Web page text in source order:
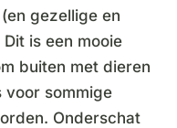
gezellige en
is een mooie
buiten met dieren
voor sommige
Onderschat